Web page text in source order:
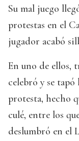
Su mal juego
protestas en el
jugador acabó
En uno de ellos,
celebró y se
protesta, hecho
culé, entre los
deslumbró en el